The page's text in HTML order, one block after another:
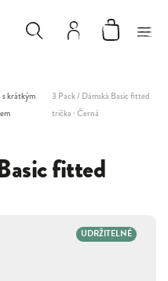
s krátkým
3 Pack / Dámská Basic fitted
trička · Černá
fitted
UDRŽITELNÉ